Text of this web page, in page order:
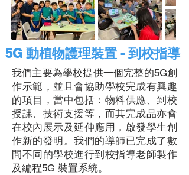
5G 動植物護理裝置 - 到校指導
我們主要為學校提供一個完整的5G創
作示範，並且會協助學校完成有興趣
的項目，當中包括：物料供應、到校
授課、技術支援等，而其完成品亦會
在校內展示及延伸應用，啟發學生創
作新的發明。我們的導師已完成了數
間不同的學校進行到校指導老師製作
及編程5G 裝置系統。